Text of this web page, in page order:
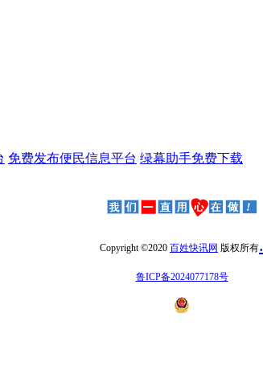
免费发布便民信息平台 绿幕助手免费下载
Copyright ©2020 百姓快讯网 版权所有.
鲁ICP备2024077178号